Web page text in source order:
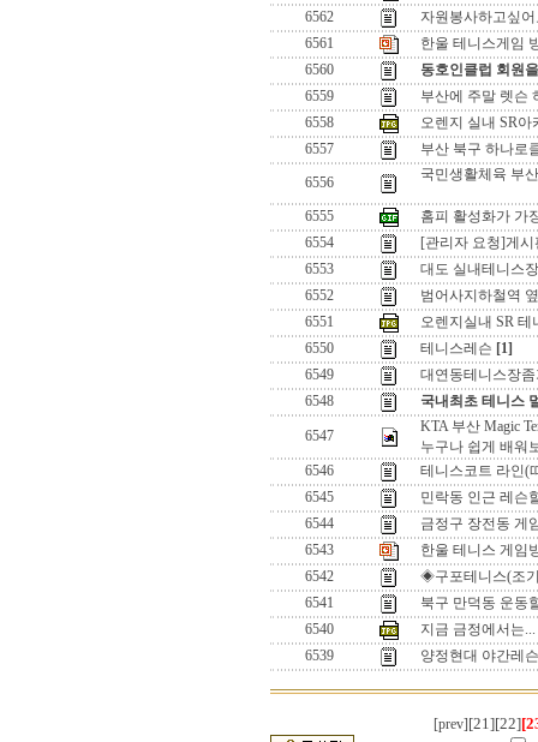
6562
자원봉사하고싶
6561
한울 테니스게임
6560
동호인클럽 회원
6559
부산에 주말 렛슨
6558
오렌지 실내 SR
6557
부산 북구 하나로
6556
국민생활체육 부
6555
홈피 활성화가 가
6554
[관리자 요청]게
6553
대도 실내테니스
6552
범어사지하철역
6551
오렌지실내 SR
6550
테니스레슨 [1]
6549
대연동테니스장
6548
국내최초 테니스
6547
KTA 부산 Magic
누구나 쉽게 배워
6546
테니스코트 라인(
6545
민락동 인근 레슨
6544
금정구 장전동 게
6543
한울 테니스 게임
6542
◈구포테니스(조
6541
북구 만덕동 운동
6540
지금 금정에서는...
6539
양정현대 야간레
[prev] [21][22]